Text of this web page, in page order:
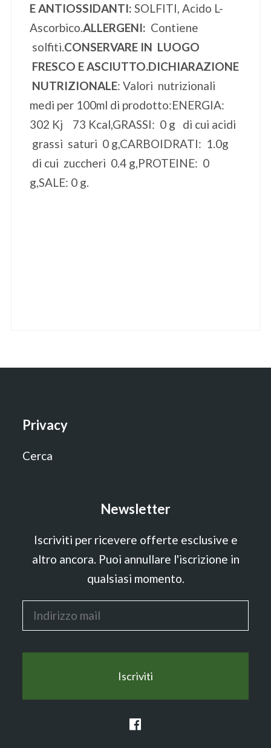
E ANTIOSSIDANTI: SOLFITI, Acido L-
Ascorbico. ALLERGENI: Contiene
solfiti. CONSERVARE IN LUOGO
FRESCO E ASCIUTTO.DICHIARAZIONE
NUTRIZIONALE: Valori nutrizionali
medi per 100ml di prodotto:ENERGIA:
302 Kj 73 Kcal, GRASSI: 0 g di cui acidi
grassi saturi 0 g, CARBOIDRATI: 1.0g
di cui zuccheri 0.4 g, PROTEINE: 0
g, SALE: 0 g.
Privacy
Cerca
Newsletter
Iscriviti per ricevere offerte esclusive e
altro ancora. Puoi annullare l'iscrizione in
qualsiasi momento.
Iscriviti